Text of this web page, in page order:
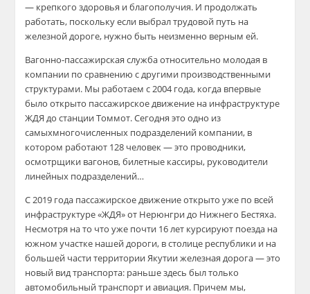
— крепкого здоровья и благополучия. И продолжать
работать, поскольку если выбрал трудовой путь на
железной дороге, нужно быть неизменно верным ей.
Вагонно-пассажирская служба относительно молодая в
компании по сравнению с другими производственными
структурами. Мы работаем с 2004 года, когда впервые
было открыто пассажирское движение на инфраструктуре
ЖДЯ до станции Томмот.Сегодня это одно из
самыхмногочисленных подразделений компании, в
котором работают 128 человек — это проводники,
осмотрщики вагонов, билетные кассиры, руководители
линейных подразделений…
С 2019 года пассажирское движение открыто уже по всей
инфраструктуре «ЖДЯ» от Нерюнгридо Нижнего Бестяха.
Несмотря нато что уже почти 16 лет курсируют поезда на
южном участке нашейдороги, в столице республики и на
большей частитерритории Якутии железная дорога — это
новый вид транспорта: раньше здесь был только
автомобильный транспорт и авиация. Причем мы,